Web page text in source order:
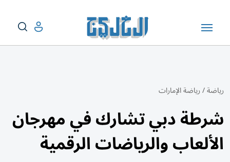
رياضة/رياضة الإمارات
شرطة دبي تشارك في مهرجان
الألعاب والرياضات الرقمية